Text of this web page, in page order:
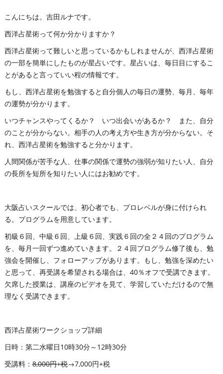
こんにちは。吉田ルナです。
西洋占星術って何か分かりますか？
西洋占星術って難しいと思っているかもしれませんが、西洋占星術
の一部を簡単にしたものが星占いです。星占いは、毎日目にするこ
とがあると言っていい程の情報です。
もし、西洋占星術を勉強すると自分個人の毎日の運勢、毎月、毎年
の運勢が分かります。
いつチャンスやってくるか？ いつ出会いがあるか？ また、自分
のことが分からない。相手の人の考え方や生き方が分からない。そ
れ、西洋占星術を勉強すると分かります。
人間関係が苦手な人、仕事の関係で運勢の強弱が知りたい人、自分
の長所を短所を知りたい人にはお勧めです。
大阪占いスクールでは、初心者でも、プロレベルが身に付けられ
る。プログラムを用意しています。
初級６回、中級６回、上級６回、実践６回の全２４回のプログラム
を、毎月一回ずつ進めていきます。２４回プログラム修了後も、勉
強会を開催し、フォローアップがあります。もし、勉強を深めたい
と思って、再受講を希望される場合は、40％オフで受講できます。
欠席した授業は、講座のビデオを見て、学習していただけるので無
理なく受講できます。
西洋占星術ワークショップ詳細
日時：第二水曜日10時30分～12時30分
受講料： 8,000円+税→7,000円+税